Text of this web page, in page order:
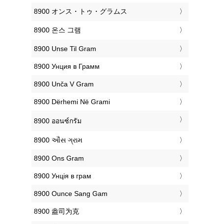
‎8900 オンス・トゥ・グラムス
‎8900 온스 그램
‎8900 Unse Til Gram
‎8900 Унция в Грамм
‎8900 Unča V Gram
‎8900 Dërhemi Në Grami
‎8900 ออนซ์กรัม
‎8900 ઔંસ ગ્રામ
‎8900 Ons Gram
‎8900 Унція в грам
‎8900 Ounce Sang Gam
‎8900 盎司为克